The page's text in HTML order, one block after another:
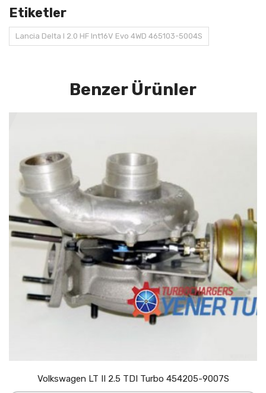
Etiketler
Lancia Delta I 2.0 HF Int16V Evo 4WD 465103-5004S
Benzer Ürünler
Volkswagen LT II 2.5 TDI Turbo 454205-9007S